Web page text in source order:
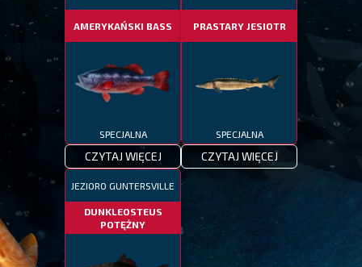
AMERYKAŃSKI BASS
SPECJALNA
CZYTAJ WIĘCEJ
PRASTARY JESIOTR
SPECJALNA
CZYTAJ WIĘCEJ
JEZIORO GUNTERSVILLE
DUNKLEOSTEUS
POTĘŻNY